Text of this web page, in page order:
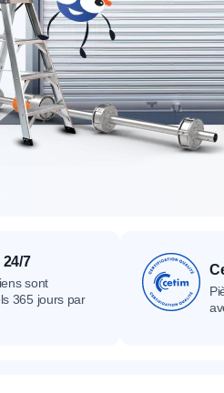
nos produits
Tous nos produitsTous nos
24/7
sont
365 jours par